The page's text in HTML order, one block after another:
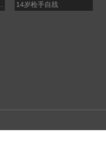
14岁枪手自戕